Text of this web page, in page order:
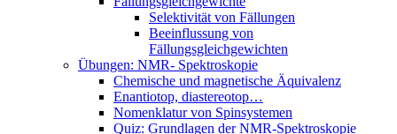
Selektivität von Fällungen
Beeinflussung von
Fällungsgleichgewichten
Übungen: NMR- Spektroskopie
Chemische und magnetische Äquivalenz
Enantiotop, diastereotop…
Nomenklatur von Spinsystemen
Quiz: Grundlagen der NMR-Spektroskopie